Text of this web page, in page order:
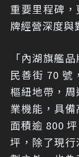
重要里程碑
牌經營深度與
「內湖旗艦
民善街 70 號
樞紐地帶，
業機能，具
面積逾 800
坪，除了現